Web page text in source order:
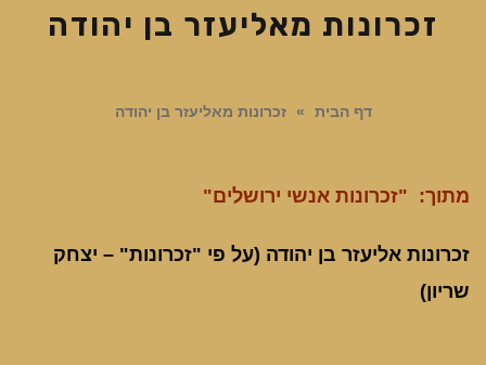
זכרונות מאליעזר בן יהודה
דף הבית » זכרונות מאליעזר בן יהודה
מתוך: "זכרונות אנשי ירושלים"
זכרונות אליעזר בן יהודה (על פי "זכרונות" – יצחק
שריון)